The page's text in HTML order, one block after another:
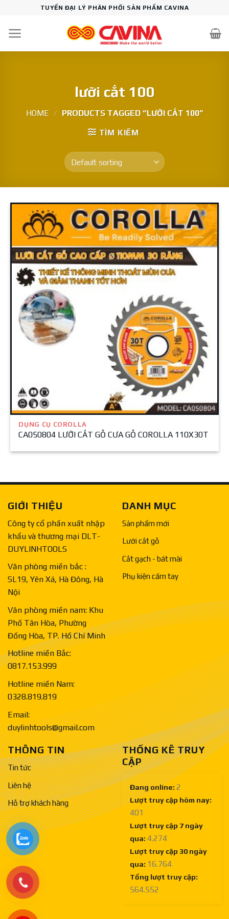
content
TUYỂN ĐẠI LÝ PHÂN PHỐI SẢN PHẨM CAVINA
lưỡi cắt 100
HOME / PRODUCTS TAGGED “LƯỠI CẮT 100”
TÌM KIẾM
DỤNG CỤ COROLLA
CA050804 LƯỠI CẮT GỖ CƯA GỖ COROLLA 110X30T
GIỚI THIỆU
Công ty cổ phần xuất nhập
khẩu và thương mại DLT-
DUYLINHTOOLS
Văn phòng miền bắc :
SL19, Yên Xá, Hà Đông, Hà
Nội
Văn phòng miền nam: Khu
Phố Tân Hòa, Phường
Đồng Hòa, TP. Hồ Chí Minh
Hotline miền Bắc:
0817.153.999
Hotline miền Nam:
0328.819.819
Email:
duylinhtools@gmail.com
DANH MỤC
Sản phẩm mới
Lưỡi cắt gỗ
Cắt gạch - bát mài
Phụ kiện cầm tay
THÔNG TIN
Tin tức
Liên hệ
Hỗ trợ khách hàng
THỐNG KÊ TRUY
CẬP
Đang online: 2
Lượt truy cập hôm nay:
401
Lượt truy cập 7 ngày
qua: 4.274
Lượt truy cập 30 ngày
qua: 16.764
Tổng lượt truy cập:
564.552